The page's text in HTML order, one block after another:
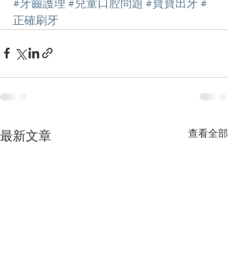
#牙齒護理 #兒童口腔問題 #寶寶出牙 #
正確刷牙
最新文章 查看全部